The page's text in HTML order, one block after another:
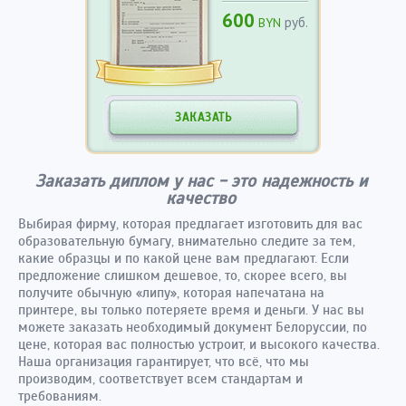
600 BYN руб.
ЗАКАЗАТЬ
Заказать диплом у нас - это надежность и
качество
Выбирая фирму, которая предлагает изготовить для вас
образовательную бумагу, внимательно следите за тем,
какие образцы и по какой цене вам предлагают. Если
предложение слишком дешевое, то, скорее всего, вы
получите обычную «липу», которая напечатана на
принтере, вы только потеряете время и деньги. У нас вы
можете заказать необходимый документ Белоруссии, по
цене, которая вас полностью устроит, и высокого качества.
Наша организация гарантирует, что всё, что мы
производим, соответствует всем стандартам и
требованиям.